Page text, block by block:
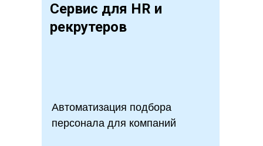
Сервис для HR и
рекрутеров
Автоматизация подбора
персонала для компаний